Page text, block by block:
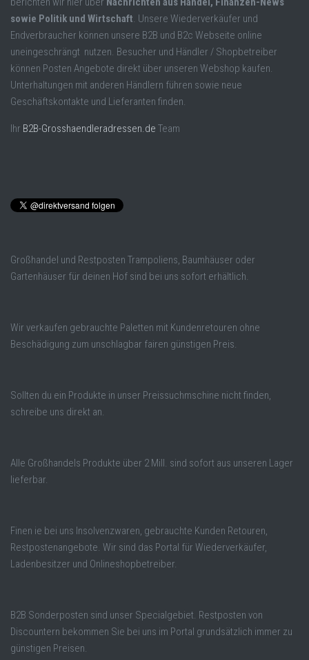
sowie Politik und Wirtschaft. Unsere Wiederverkäufer und
Endverbraucher können unsere B2B und B2c Webseite online
uneingeschrängt nutzen. Besucher und Händler / Shopbetreiber
können Posten Angebote direkt über unseren Webshop kaufen.
Unterhaltungen mit anderen Händlern führen sowie neue
Geschäftskontakte und Lieferanten finden.
Ihr B2B-Grosshaendleradressen.de Team
Großhandel und Restposten Trampoliens, Baumhäuser oder
Gartenhäuser für deinen Hof sind bei uns sofort erhältlich.
Wir verkaufen gebrauchte Paletten mit Kundenretouren ohne
Beschädigung zum unschlagbar fairen günstigen Preis.
Sollten du ein Produkte in unser Preissuchmschine nicht finden,
schreibe uns direkt an.
Alle Großhandels Produkte über 2 Mill. sind sofort aus unseren Lager
lieferbar.
Finen ie bei uns Insolvenzwaren, gebrauchte Kunden Retouren,
Restpostenangebote. Wir sind das Portal für Wiederverkäufer,
Ladenbesitzer und Onlineshopbetreiber.
B2B Sonderposten sind unser Specialgebiet. Restposten von
Discountern bekommen Sie bei uns im Portal grundsätzlich immer zu
günstigen Preisen.